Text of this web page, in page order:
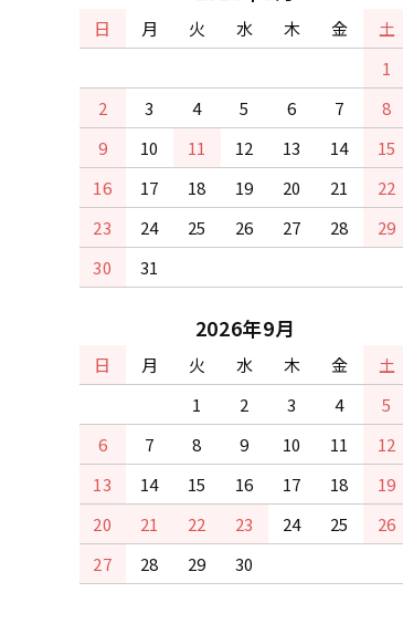
日 月 火 水 木 金
土
1
2
3 4 5 6 7
8
9
10 11 12 13 14
15
16
17 18 19 20 21
22
23
24 25 26 27 28
29
30
31
2026年9月
日 月 火 水 木 金
土
1
2 3 4
5
6
7 8 9 10 11
12
13
14 15 16 17 18
19
20
21 22 23 24 25
26
27
28 29 30